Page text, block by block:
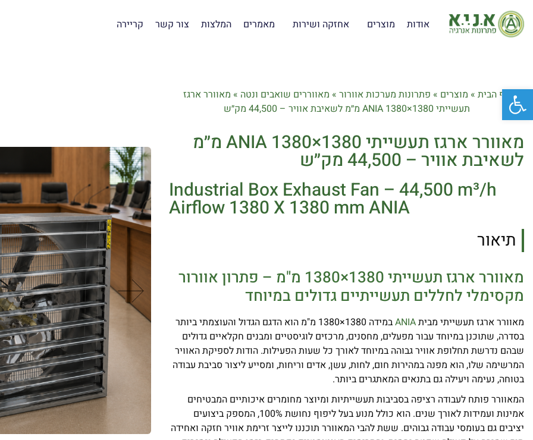
אודות מוצרים אחזקה ושירות מאמרים המלצות צור קשר קריירה
דף הבית » מוצרים » פתרונות מערכות אוורור » מאווררים שואבים ונטה » מאוורר ארגז
תעשייתי ANIA 1380×1380 מ״מ לשאיבת אוויר – 44,500 מק״ש
מאוורר ארגז תעשייתי ANIA 1380×1380 מ״מ
לשאיבת אוויר – 44,500 מק״ש
Industrial Box Exhaust Fan – 44,500 m³/h
Airflow 1380 X 1380 mm ANIA
תיאור
מאוורר ארגז תעשייתי 1380×1380 מ"מ – פתרון אוורור
מקסימלי לחללים תעשייתיים גדולים במיוחד
מאוורר ארגז תעשייתי מביתANIA
במידה 1380×1380 מ"מ הוא הדגם הגדול והעוצמתי ביותר
בסדרה, שתוכנן במיוחד עבור מפעלים, מחסנים, מרכזים לוגיסטיים ומבנים חקלאיים גדולים
שבהם נדרשת תחלופת אוויר גבוהה במיוחד לאורך כל שעות הפעילות. הודות לספיקת האוויר
המרשימה שלו, הוא מפנה במהירות חום, לחות, עשן, אדים וריחות, ומסייע ליצור סביבת עבודה
בטוחה, נעימה ויעילה גם בתנאים המאתגרים ביותר.
המאוורר פותח לעבודה רציפה בסביבות תעשייתיות ומיוצר מחומרים איכותיים המבטיחים
אמינות ועמידות לאורך שנים. הוא כולל מנוע בעל ליפוף נחושת 100%, המספק ביצועים
יציבים גם בעומסי עבודה גבוהים. ששת להבי המאוורר תוכננו לייצר זרימת אוויר חזקה ואחידה
פתח סרגל נגישות